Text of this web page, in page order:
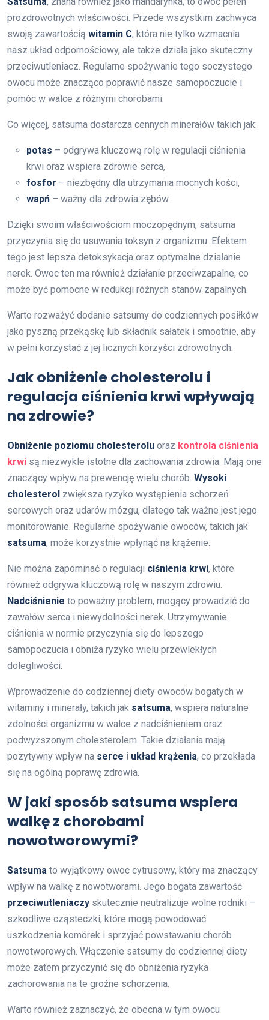
prozdrowotnych właściwości. Przede wszystkim zachwyca
swoją zawartością witamin C, która nie tylko wzmacnia
nasz układ odpornościowy, ale także działa jako skuteczny
przeciwutleniacz. Regularne spożywanie tego soczystego
owocu może znacząco poprawić nasze samopoczucie i
pomóc w walce z różnymi chorobami.
Co więcej, satsuma dostarcza cennych minerałów takich jak:
potas – odgrywa kluczową rolę w regulacji ciśnienia
krwi oraz wspiera zdrowie serca,
fosfor – niezbędny dla utrzymania mocnych kości,
wapń – ważny dla zdrowia zębów.
Dzięki swoim właściwościom moczopędnym, satsuma
przyczynia się do usuwania toksyn z organizmu. Efektem
tego jest lepsza detoksykacja oraz optymalne działanie
nerek. Owoc ten ma również działanie przeciwzapalne, co
może być pomocne w redukcji różnych stanów zapalnych.
Warto rozważyć dodanie satsumy do codziennych posiłków
jako pyszną przekąskę lub składnik sałatek i smoothie, aby
w pełni korzystać z jej licznych korzyści zdrowotnych.
Jak obniżenie cholesterolu i
regulacja ciśnienia krwi wpływają
na zdrowie?
Obniżenie poziomu cholesterolu oraz kontrola ciśnienia
krwi są niezwykle istotne dla zachowania zdrowia. Mają one
znaczący wpływ na prewencję wielu chorób. Wysoki
cholesterol zwiększa ryzyko wystąpienia schorzeń
sercowych oraz udarów mózgu, dlatego tak ważne jest jego
monitorowanie. Regularne spożywanie owoców, takich jak
satsuma, może korzystnie wpłynąć na krążenie.
Nie można zapominać o regulacji ciśnienia krwi, które
również odgrywa kluczową rolę w naszym zdrowiu.
Nadciśnienie to poważny problem, mogący prowadzić do
zawałów serca i niewydolności nerek. Utrzymywanie
ciśnienia w normie przyczynia się do lepszego
samopoczucia i obniża ryzyko wielu przewlekłych
dolegliwości.
Wprowadzenie do codziennej diety owoców bogatych w
witaminy i minerały, takich jak satsuma, wspiera naturalne
zdolności organizmu w walce z nadciśnieniem oraz
podwyższonym cholesterolem. Takie działania mają
pozytywny wpływ na serce i układ krążenia, co przekłada
się na ogólną poprawę zdrowia.
W jaki sposób satsuma wspiera
walkę z chorobami
nowotworowymi?
Satsuma to wyjątkowy owoc cytrusowy, który ma znaczący
wpływ na walkę z nowotworami. Jego bogata zawartość
przeciwutleniaczy skutecznie neutralizuje wolne rodniki –
szkodliwe cząsteczki, które mogą powodować
uszkodzenia komórek i sprzyjać powstawaniu chorób
nowotworowych. Włączenie satsumy do codziennej diety
może zatem przyczynić się do obniżenia ryzyka
zachorowania na te groźne schorzenia.
Warto również zaznaczyć, że obecna w tym owocu